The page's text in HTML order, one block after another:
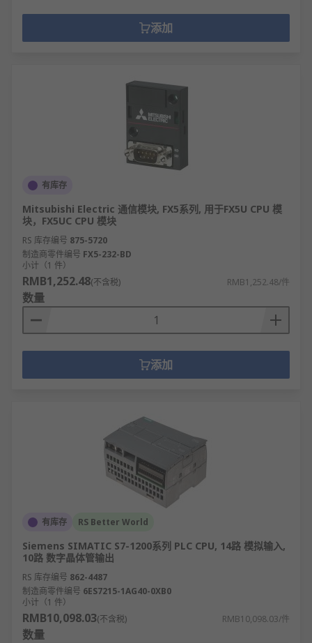
添加
有库存
Mitsubishi Electric 通信模块, FX5系列, 用于FX5U CPU 模
块，FX5UC CPU 模块
RS 库存编号 875-5720
制造商零件编号 FX5-232-BD
小计（1 件）
RMB1,252.48(不含税) RMB1,252.48/件
数量
添加
有库存 RS Better World
Siemens SIMATIC S7-1200系列 PLC CPU, 14路 模拟输入,
10路 数字晶体管输出
RS 库存编号 862-4487
制造商零件编号 6ES7215-1AG40-0XB0
小计（1 件）
RMB10,098.03(不含税) RMB10,098.03/件
数量